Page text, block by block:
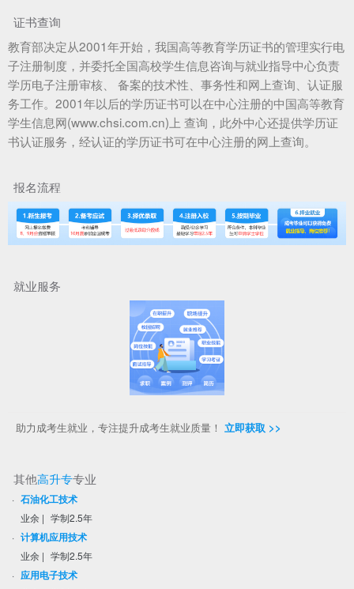
证书查询
教育部决定从2001年开始，我国高等教育学历证书的管理实行电
子注册制度，并委托全国高校学生信息咨询与就业指导中心负责
学历电子注册审核、 备案的技术性、事务性和网上查询、认证服
务工作。2001年以后的学历证书可以在中心注册的中国高等教育
学生信息网(www.chsi.com.cn)上 查询，此外中心还提供学历证
书认证服务，经认证的学历证书可在中心注册的网上查询。
报名流程
就业服务
助力成考生就业，专注提升成考生就业质量！ 立即获取 >>
其他高升专专业
· 石油化工技术
业余 | 学制2.5年
· 计算机应用技术
业余 | 学制2.5年
· 应用电子技术